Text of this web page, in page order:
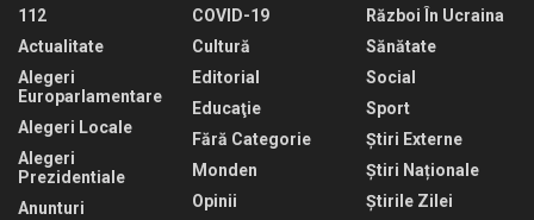
112
Actualitate
Alegeri
Europarlamentare
Alegeri Locale
Alegeri
Prezidentiale
Anunturi
COVID-19
Cultură
Editorial
Educaţie
Fără Categorie
Monden
Opinii
Război În Ucraina
Sănătate
Social
Sport
Știri Externe
Știri Naționale
Știrile Zilei